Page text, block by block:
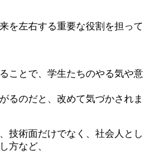
を左右する重要な役割を担って
ことで、学生たちのやる気や意
るのだと、改めて気づかされま
技術面だけでなく、社会人とし
方など、